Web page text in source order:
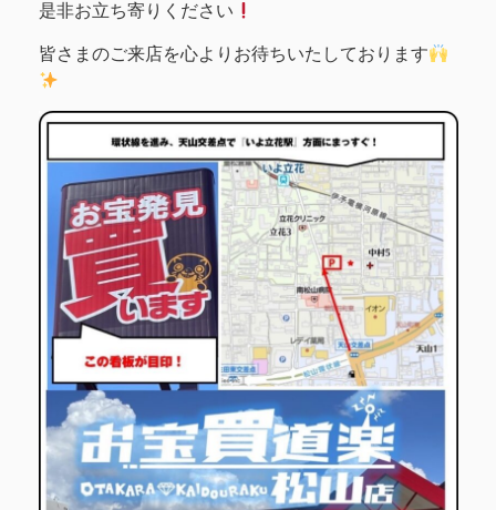
是非お立ち寄りください
皆さまのご来店を心よりお待ちいたしております